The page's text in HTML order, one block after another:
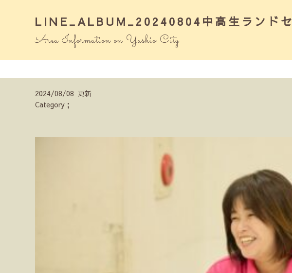
LINE_ALBUM_20240804中高生ランド
Area Information on Yashio City
2024/08/08 更新
Category；